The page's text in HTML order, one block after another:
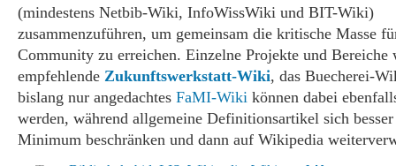
(mindestens Netbib-Wiki, InfoWissWiki und BIT-Wiki)
zusammenzuführen, um gemeinsam die kritische Masse
Community zu erreichen. Einzelne Projekte und Bereiche
empfehlende Zukunftswerkstatt-Wiki, das Buecherei-
bislang nur angedachtes FaMI-Wiki können dabei
werden, während allgemeine Definitionsartikel sich
Minimum beschränken und dann auf Wikipedia